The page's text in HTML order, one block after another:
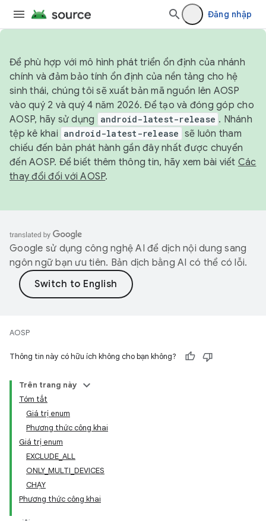
Đăng nhập
Để phù hợp với mô hình phát triển ổn định của nhánh
chính và đảm bảo tính ổn định của nền tảng cho hệ
sinh thái, chúng tôi sẽ xuất bản mã nguồn lên AOSP
vào quý 2 và quý 4 năm 2026. Để tạo và đóng góp cho
AOSP, hãy sử dụng
android-latest-release . Nhánh
tệp kê khai android-latest-release sẽ luôn tham
chiếu đến bản phát hành gần đây nhất được chuyển
đến AOSP. Để biết thêm thông tin, hãy xem bài viết Các
thay đổi đối với AOSP.
Google sử dụng công nghệ AI để dịch nội dung sang
ngôn ngữ bạn ưu tiên. Bản dịch bằng AI có thể có lỗi.
AOSP
Thông tin này có hữu ích không cho bạn không?
Trên trang này
Tóm tắt
Giá trị enum
Phương thức công khai
Giá trị enum
EXCLUDE_ALL
ONLY_MULTI_DEVICES
CHẠY
Phương thức công khai